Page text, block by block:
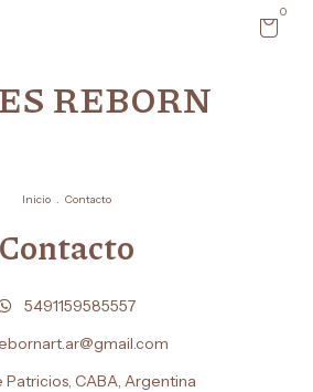
REBORN
0
Inicio . Contacto
Contacto
5491159585557
Patricios, CABA, Argentina